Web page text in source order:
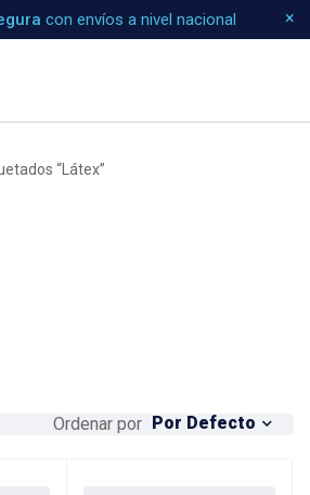
con envíos a nivel nacional
“Látex”
Ordenar por Por Defecto